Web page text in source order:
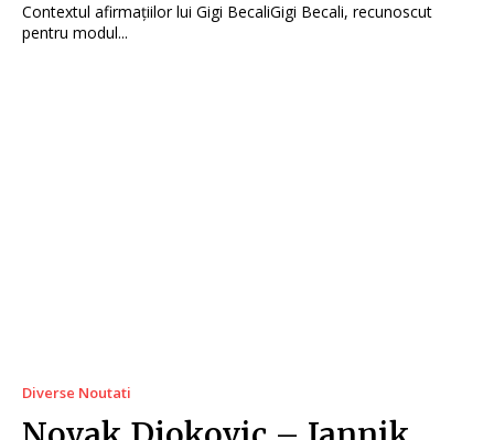
Contextul afirmațiilor lui Gigi BecaliGigi Becali, recunoscut
pentru modul...
Diverse Noutati